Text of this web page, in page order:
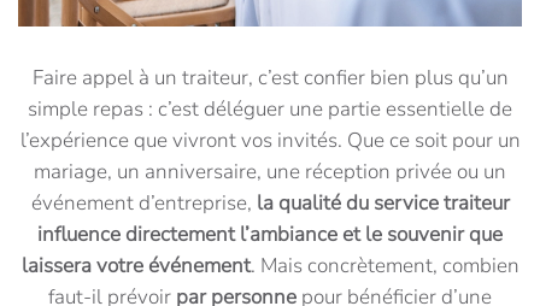
Faire appel à un traiteur, c’est confier bien plus qu’un
simple repas : c’est déléguer une partie essentielle de
l’expérience que vivront vos invités. Que ce soit pour un
mariage, un anniversaire, une réception privée ou un
événement d’entreprise, la qualité du service traiteur
influence directement l’ambiance et le souvenir que
laissera votre événement. Mais concrètement, combien
faut-il prévoir par personne pour bénéficier d’une